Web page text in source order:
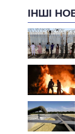
ІНШІ